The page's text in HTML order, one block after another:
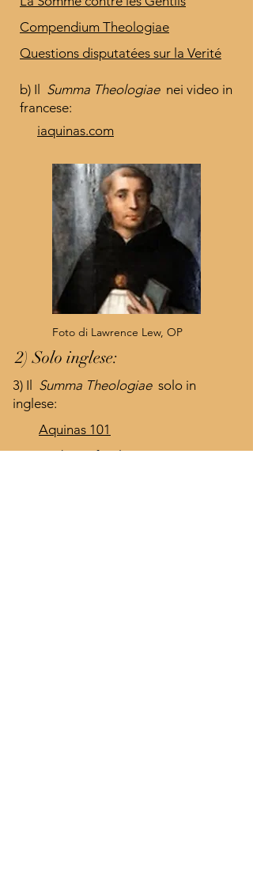
Compendium Theologiae
Questions disputatées sur la Verité
b) Il Summa Theologiaenei video in
francese:
iaquinas.com
Foto di Lawrence Lew, OP
2) Solo inglese:
3) Il Summa Theologiaesolo in
inglese:
Aquinas 101
New Advent(fai clic su Summa e